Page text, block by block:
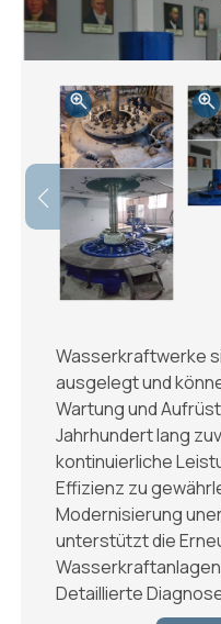
Wasserkraftwerke
ausgelegt und
Wartung und
Jahrhundert lang
kontinuierliche
Effizienz zu
Modernisierung
unterstützt die
Detaillierte